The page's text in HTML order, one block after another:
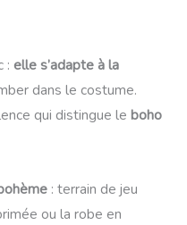
: elle s’adapte à la
dans le costume.
qui distingue le boho
: terrain de jeu
ou la robe en